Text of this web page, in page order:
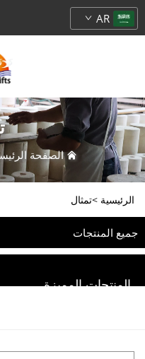
AR
الصفحة
الرئيسية >تمثال
جميع المنتجات
المنتجات المميزة